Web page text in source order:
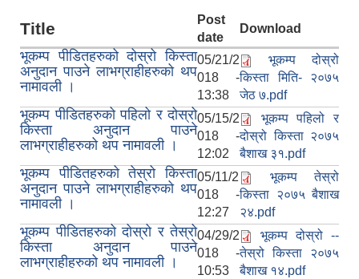
Title
Post
date
Download
भूकम्प पीडितहरुको दोस्रो किस्ता
अनुदान पाउने लाभग्राहीहरुको थप
नामावली ।
05/21/2
018 -
13:38
भूकम्प दोस्रो
किस्ता मिति- २०७५
जेठ ७.pdf
भूकम्प पीडितहरुको पहिलो र दोस्रो
किस्ता अनुदान पाउने
लाभग्राहीहरुको थप नामावली ।
05/15/2
018 -
12:02
भूकम्प पहिलो र
दोस्रो किस्ता २०७५
बैशाख ३१.pdf
भूकम्प पीडितहरुको तेस्रो किस्ता
अनुदान पाउने लाभग्राहीहरुको थप
नामावली ।
05/11/2
018 -
12:27
भूकम्प तेस्रो
किस्ता २०७५ बैशाख
२४.pdf
भूकम्प पीडितहरुको दोस्रो र तेस्रो
किस्ता अनुदान पाउने
लाभग्राहीहरुको थप नामावली ।
04/29/2
018 -
10:53
भूकम्प दोस्रो --
तेस्रो किस्ता २०७५
बैशाख १४.pdf